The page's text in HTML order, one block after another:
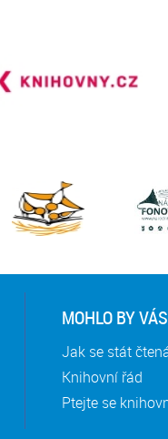
MOHLO BY
Jak se stát
Knihovní řád
Ptejte se